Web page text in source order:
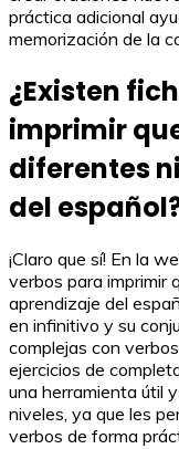
práctica adicional
memorización de la
¿Existen
imprimir
diferentes
del
¡Claro que sí! En la
verbos para imprimir
aprendizaje del
en infinitivo y su
complejas con
ejercicios de
una herramienta útil
niveles, ya que les
verbos de forma